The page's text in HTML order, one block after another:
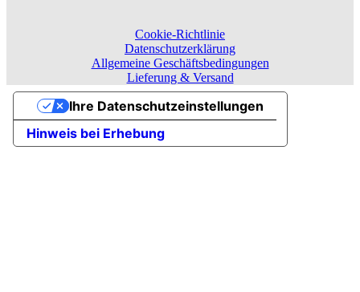
Cookie-Richtlinie
Datenschutzerklärung
Allgemeine Geschäftsbedingungen
Lieferung & Versand
Hinweis bei Erhebung
Ihre Datenschutzeinstellungen